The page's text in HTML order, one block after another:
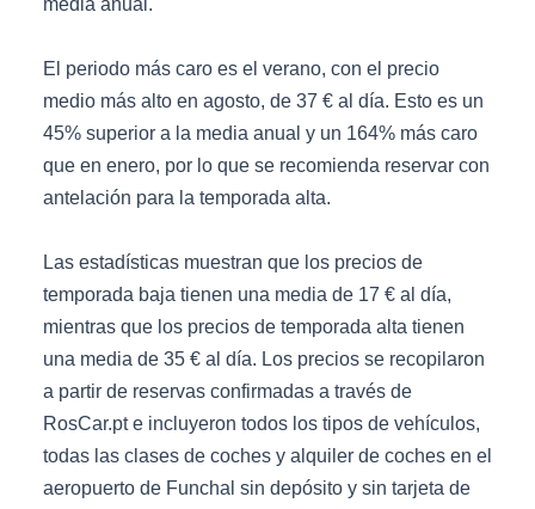
El periodo más caro es el verano, con el precio
medio más alto en agosto, de 37 € al día. Esto es un
45% superior a la media anual y un 164% más caro
que en enero, por lo que se recomienda reservar con
antelación para la temporada alta.
Las estadísticas muestran que los precios de
temporada baja tienen una media de 17 € al día,
mientras que los precios de temporada alta tienen
una media de 35 € al día. Los precios se recopilaron
a partir de reservas confirmadas a través de
RosCar.pt e incluyeron todos los tipos de vehículos,
todas las clases de coches y alquiler de coches en el
aeropuerto de Funchal sin depósito y sin tarjeta de